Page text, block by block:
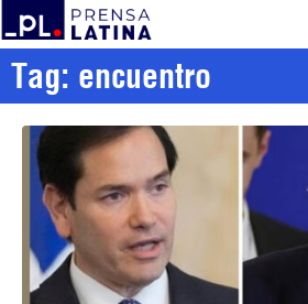
Tag: encuentro